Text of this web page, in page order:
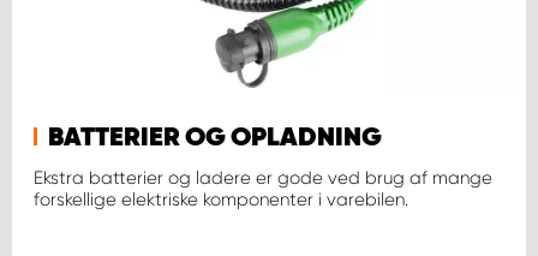
BATTERIER OG OPLADNING
Ekstra batterier og ladere er gode ved brug af mange
forskellige elektriske komponenter i varebilen.